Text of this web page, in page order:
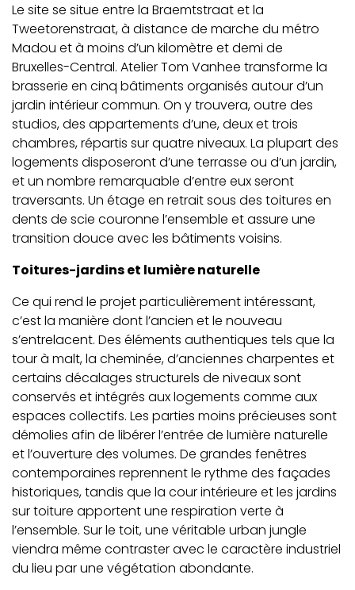
Le site se situe entre la Braemtstraat et la
Tweetorenstraat, à distance de marche du métro
Madou et à moins d’un kilomètre et demi de
Bruxelles-Central. Atelier Tom Vanhee transforme la
brasserie en cinq bâtiments organisés autour d’un
jardin intérieur commun. On y trouvera, outre des
studios, des appartements d’une, deux et trois
chambres, répartis sur quatre niveaux. La plupart des
logements disposeront d’une terrasse ou d’un jardin,
et un nombre remarquable d’entre eux seront
traversants. Un étage en retrait sous des toitures en
dents de scie couronne l’ensemble et assure une
transition douce avec les bâtiments voisins.
Toitures-jardins et lumière naturelle
Ce qui rend le projet particulièrement intéressant,
c’est la manière dont l’ancien et le nouveau
s’entrelacent. Des éléments authentiques tels que la
tour à malt, la cheminée, d’anciennes charpentes et
certains décalages structurels de niveaux sont
conservés et intégrés aux logements comme aux
espaces collectifs. Les parties moins précieuses sont
démolies afin de libérer l’entrée de lumière naturelle
et l’ouverture des volumes. De grandes fenêtres
contemporaines reprennent le rythme des façades
historiques, tandis que la cour intérieure et les jardins
sur toiture apportent une respiration verte à
l’ensemble. Sur le toit, une véritable urban jungle
viendra même contraster avec le caractère industriel
du lieu par une végétation abondante.